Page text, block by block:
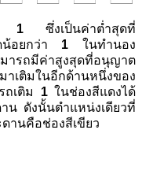
1ซึ่งเป็นค่าต่ำสุดที่
น้อยกว่า 1 ในทำนอง
ารถมีค่าสูงสุดที่อนุญาต
ติมในอีกด้านหนึ่งของ
ถเติม 1ในช่องสีแดงได้
น ดังนั้นตำแหน่งเดียวที่
านคือช่องสีเขียว